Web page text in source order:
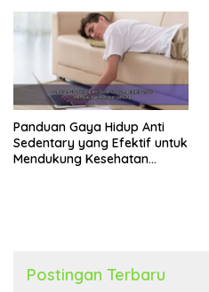
Panduan Gaya Hidup Anti
Sedentary yang Efektif untuk
Mendukung Kesehatan
Postingan Terbaru